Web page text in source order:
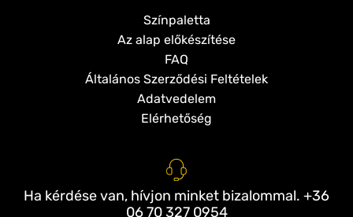
Színpaletta
Az alap előkészítése
FAQ
Általános Szerződési Feltételek
Adatvedelem
Elérhetőség
Ha kérdése van, hívjon minket bizalommal. +36
06 70 327 0954